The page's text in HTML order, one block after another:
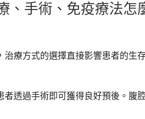
、手術、免疫療法怎
療方式的選擇直接影響患者的生
透過手術即可獲得良好預後。腹